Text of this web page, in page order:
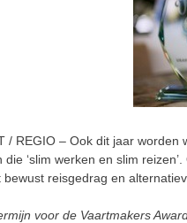
/ REGIO – Ook dit jaar
die ‘slim werken en slim
bewust reisgedrag en
voor de Vaartmakers